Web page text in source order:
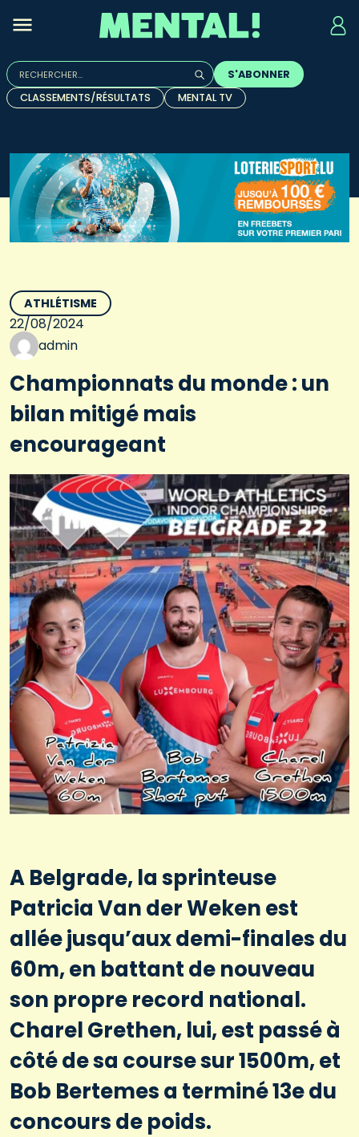
Rechercher :
Quand les résultats de l'auto-complétion sont
S'ABONNER
CLASSEMENTS/RÉSULTATS
MENTAL TV
ATHLÉTISME
22/08/2024
admin
Championnats du monde : un
bilan mitigé mais
encourageant
A Belgrade, la sprinteuse
Patricia Van der Weken est
allée jusqu’aux demi-finales du
60m, en battant de nouveau
son propre record national.
Charel Grethen, lui, est passé à
côté de sa course sur 1500m, et
Bob Bertemes a terminé 13e du
concours de poids.